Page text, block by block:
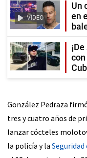
VIDEO
Un
en
González Pedraza
tres y cuatro años de
lanzar cócteles
la policía y la Seguridad